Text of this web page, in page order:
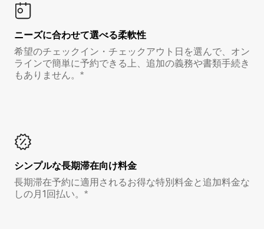
ニーズに合わせて選べる柔軟性
希望のチェックイン・チェックアウト日を選んで、オン
ラインで簡単に予約できる上、追加の義務や書類手続き
もありません。*
シンプルな長期滞在向け料金
長期滞在予約に適用されるお得な特別料金と追加料金な
しの月1回払い。*